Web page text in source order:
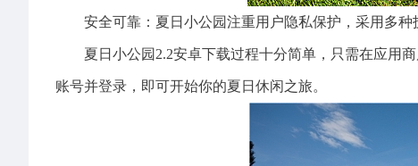
安全可靠：夏日小公园注重用户隐私保护，采用多种
夏日小公园2.2安卓下载过程十分简单，只需在应用商
账号并登录，即可开始你的夏日休闲之旅。